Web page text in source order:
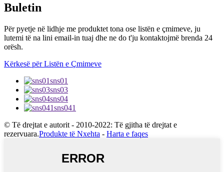
Buletin
Për pyetje në lidhje me produktet tona ose listën e çmimeve, ju
lutemi të na lini email-in tuaj dhe ne do t'ju kontaktojmë brenda 24
orësh.
Kërkesë për Listën e Çmimeve
sns01
sns03
sns04
sns041
© Të drejtat e autorit - 2010-2022: Të gjitha të drejtat e
rezervuara.Produkte të Nxehta - Harta e faqes